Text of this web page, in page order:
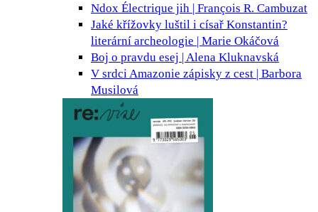
Ndox Électrique jih | François R. Cambuzat
Jaké křížovky luštil i císař Konstantin?
literární archeologie | Marie Okáčová
Boj o pravdu esej | Alena Kluknavská
V srdci Amazonie zápisky z cest | Barbora
Musilová